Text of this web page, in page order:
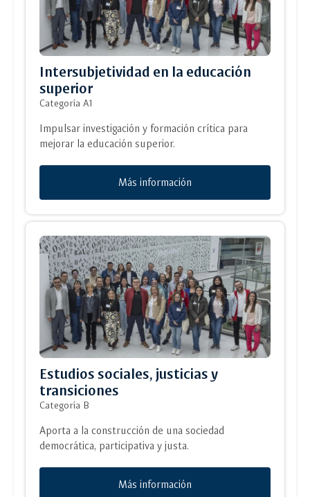
Intersubjetividad en la educación
superior
Categoría A1
Impulsar investigación y formación crítica para
mejorar la educación superior.
Más información
Estudios sociales, justicias y
transiciones
Categoría B
Aporta a la construcción de una sociedad
democrática, participativa y justa.
Más información